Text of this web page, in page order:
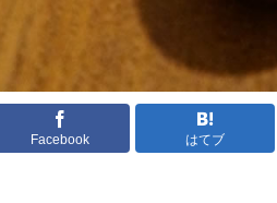
Facebook はてブ